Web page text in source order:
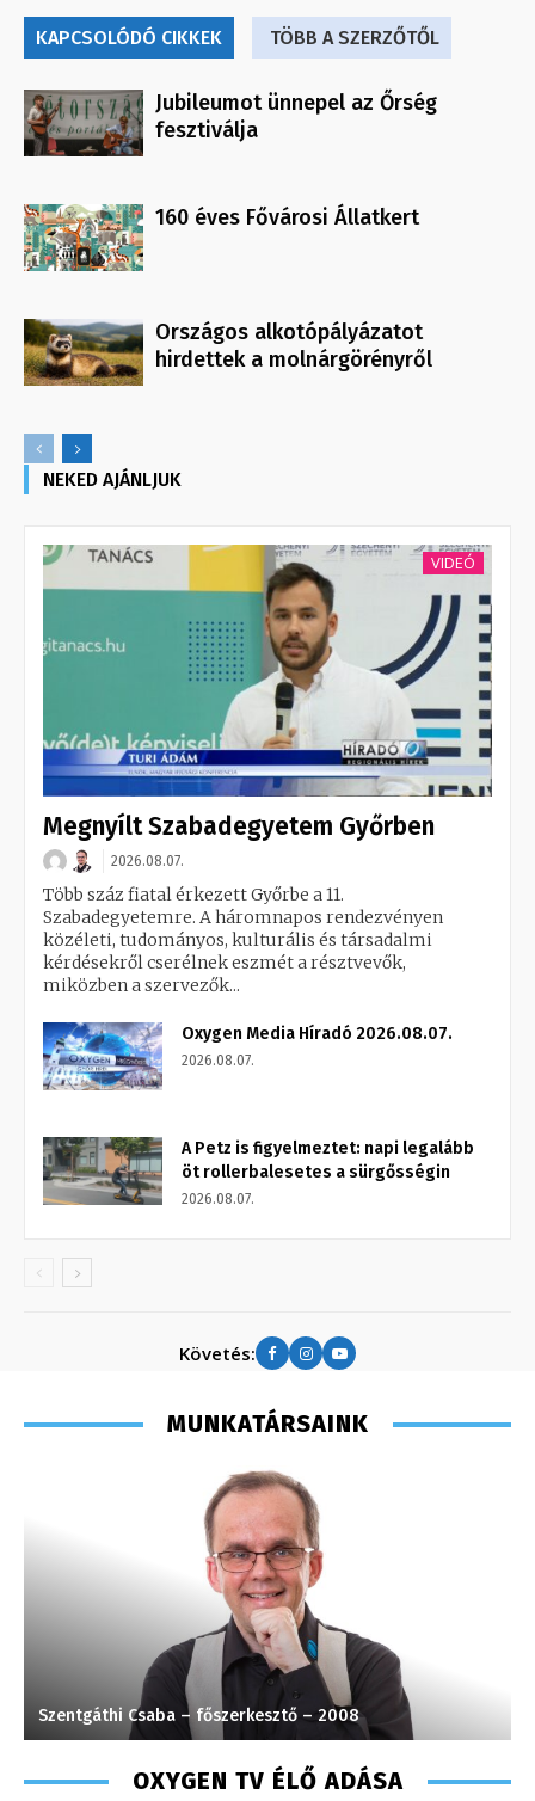
KAPCSOLÓDÓ CIKKEK TÖBB A SZERZŐTŐL
Jubileumot ünnepel az Őrség
fesztiválja
160 éves Fővárosi Állatkert
Országos alkotópályázatot
hirdettek a molnárgörényről
NEKED AJÁNLJUK
VIDEÓ
Megnyílt Szabadegyetem Győrben
2026.08.07.
Több száz fiatal érkezett Győrbe a 11.
Szabadegyetemre. A háromnapos rendezvényen
közéleti, tudományos, kulturális és társadalmi
kérdésekről cserélnek eszmét a résztvevők,
miközben a szervezők...
Oxygen Media Híradó 2026.08.07.
2026.08.07.
A Petz is figyelmeztet: napi legalább
öt rollerbalesetes a sürgősségin
2026.08.07.
Követés:
MUNKATÁRSAINK
Szentgáthi Csaba – főszerkesztő – 2008
OXYGEN TV ÉLŐ ADÁSA